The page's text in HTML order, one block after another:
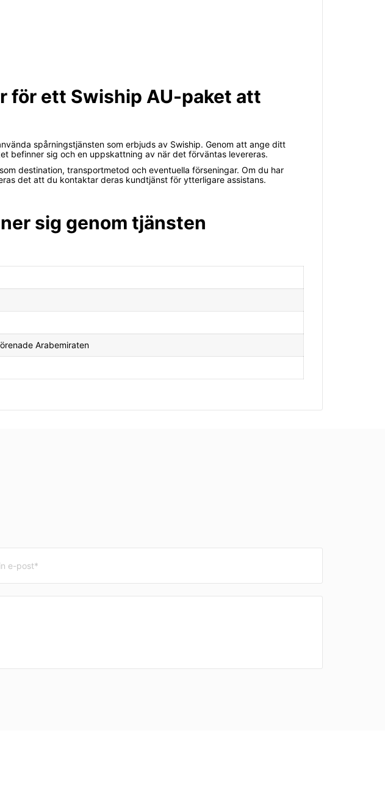
för ett Swiship AU-paket att
spårningstjänsten som erbjuds av Swiship. Genom att ange ditt
befinner sig och en uppskattning av när det förväntas levereras.
destination, transportmetod och eventuella förseningar. Om du har
det att du kontaktar deras kundtjänst för ytterligare assistans.
sig genom tjänsten
Arabemiraten